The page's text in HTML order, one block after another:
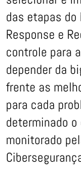
das etapas do
Response e
controle para
depender da
frente as
para cada
determinado
monitorado